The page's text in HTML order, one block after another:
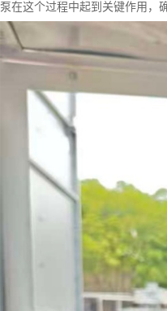
泵在这个过程中起到关键作用，